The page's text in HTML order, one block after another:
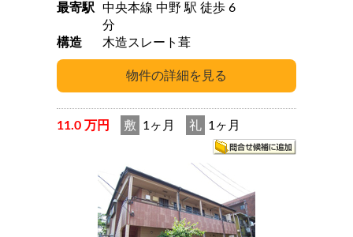
最寄駅
中央本線 中野 駅 徒歩 6
分
構造
木造スレート葺
11.0 万円 敷 1ヶ月 礼 1ヶ月